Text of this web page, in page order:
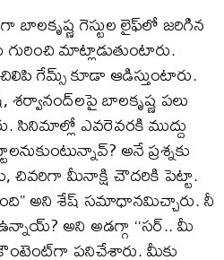
గెస్టుల లైఫ్​లో జరిగిన
మాట్లాడుతుంటారు.
గేమ్స్ కూడా ఆడిస్తుంటారు.
బాలకృష్ణ పలు
సినిమాల్లో ఎవరెవరకి ముద్దు
అనే ప్రశ్నకు
చివరిగా మీనాక్షి చౌదరికి పెట్టా.
అని శేష్‌ సమాధానమిచ్చారు. నీ
అని అడగ్గా ‘‘సర్‌.. మీ
పనిచేశారు. మీకు